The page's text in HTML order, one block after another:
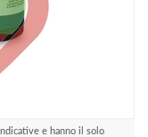
e hanno il solo